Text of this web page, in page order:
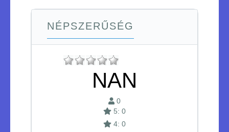
NÉPSZERŰSÉG
NAN
0
5: 0
4: 0